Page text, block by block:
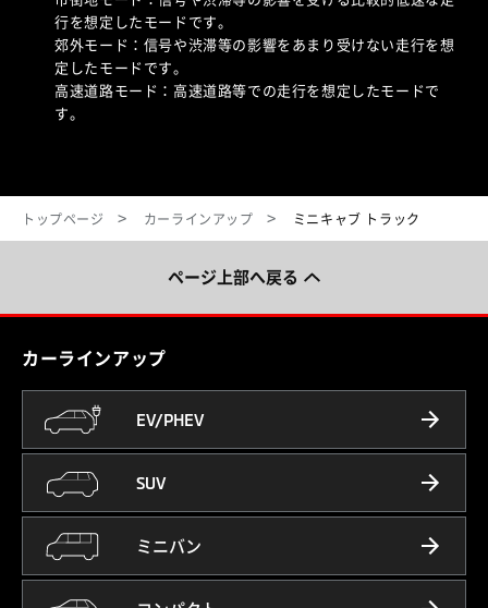
行を想定したモードです。
郊外モード：信号や渋滞等の影響をあまり受けない走行を想
定したモードです。
高速道路モード：高速道路等での走行を想定したモードで
す。
トップページ カーラインアップ ミニキャブ トラック
ページ上部へ戻る
カーラインアップ
EV/PHEV
SUV
ミニバン